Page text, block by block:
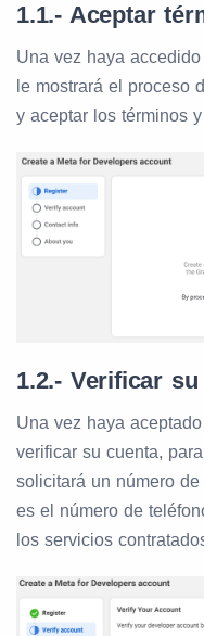
1.1.- Aceptar
Una vez haya
le mostrará el proceso
y aceptar los términos
1.2.- Verificar
Una vez haya
verificar su cuenta,
solicitará un número
es el número de
los servicios